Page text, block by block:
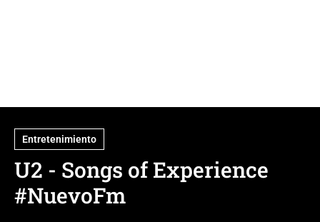
Entretenimiento
U2 - Songs of Experience
#NuevoFm